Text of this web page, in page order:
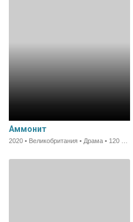
Аммонит